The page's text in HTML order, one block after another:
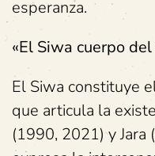
esperanza.
«El Siwa cuerpo
El Siwa constituye
que articula la
(1990, 2021) y